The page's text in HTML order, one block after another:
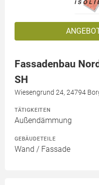
Fassadenbau
SH
Wiesengrund 24, 24794
TÄTIGKEITEN
Außendämmung
GEBÄUDETEILE
Wand / Fassade